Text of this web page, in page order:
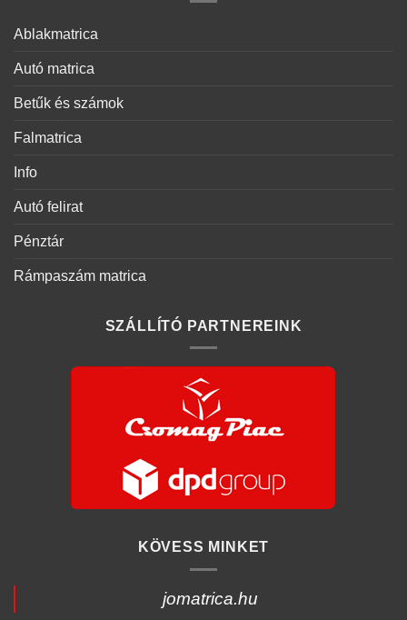
Ablakmatrica
Autó matrica
Betűk és számok
Falmatrica
Info
Autó felirat
Pénztár
Rámpaszám matrica
SZÁLLÍTÓ PARTNEREINK
KÖVESS MINKET
jomatrica.hu